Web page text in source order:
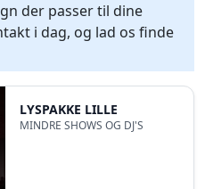
der passer til dine
i dag, og lad os finde
LYSPAKKE LILLE
MINDRE SHOWS OG DJ'S